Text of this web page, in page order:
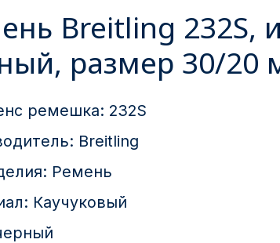
Breitling 232S,
размер 30/20
ремешка: 232S
Breitling
Ремень
Каучуковый